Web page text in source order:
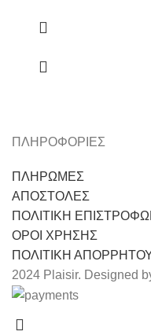
ΠΛΗΡΟΦΟΡΙΕΣ
ΠΛΗΡΩΜΕΣ
ΑΠΟΣΤΟΛΕΣ
ΠΟΛΙΤΙΚΗ
ΟΡΟΙ ΧΡΗΣΗΣ
ΠΟΛΙΤΙΚΗ
2024 Plaisir. Designed